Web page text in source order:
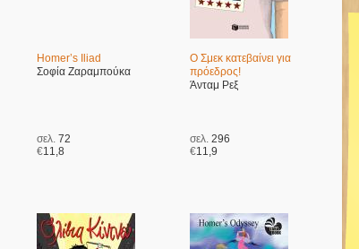
Homer’s Iliad
Σοφία Ζαραμπούκα
σελ. 72
€11,8
Ο Σμεκ κατεβαίνει για
πρόεδρος!
Άνταμ Ρεξ
σελ. 296
€11,9